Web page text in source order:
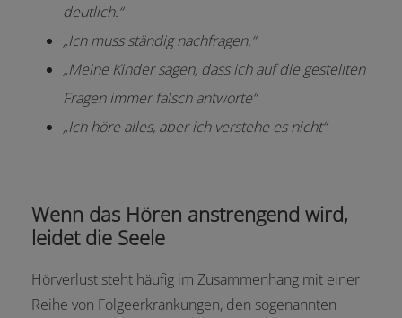
deutlich.“
„Ich muss ständig nachfragen.“
„Meine Kinder sagen, dass ich auf die gestellten
Fragen immer falsch antworte“
„Ich höre alles, aber ich verstehe es nicht“
Wenn das Hören anstrengend wird,
leidet die Seele
Hörverlust steht häufig im Zusammenhang mit einer
Reihe von Folgeerkrankungen, den sogenannten